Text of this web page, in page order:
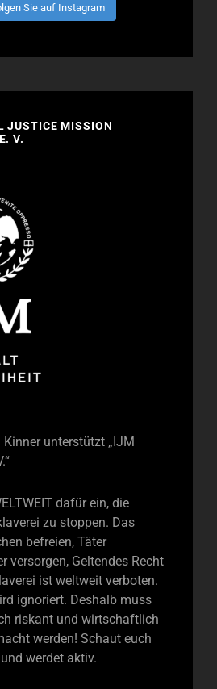
Sie auf Instagram
JUSTICE MISSION
V.
unterstützt „IJM
dafür ein, die
zu stoppen. Das
befreien, Täter
versorgen, Geltendes Recht
ist weltweit verboten.
ignoriert. Deshalb muss
riskant und wirtschaftlich
werden! Schaut euch
werdet aktiv.